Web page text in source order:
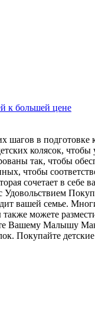
к большей цене
шагов в
колясок,
так, чтобы
чтобы
сочетает в
вашей семье.
можете
Вашему Малышу
Покупайте